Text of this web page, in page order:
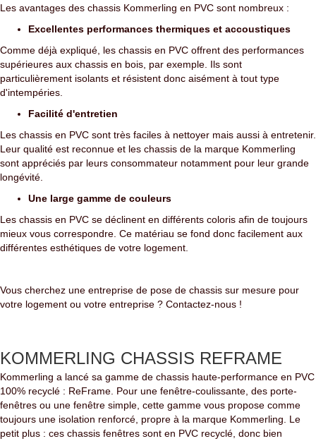
Les avantages des chassis Kommerling en PVC sont nombreux :
Excellentes performances thermiques et accoustiques
Comme déjà expliqué, les chassis en PVC offrent des performances
supérieures aux chassis en bois, par exemple. Ils sont
particulièrement isolants et résistent donc aisément à tout type
d'intempéries.
Facilité d'entretien
Les chassis en PVC sont très faciles à nettoyer mais aussi à entretenir.
Leur qualité est reconnue et les chassis de la marque Kommerling
sont appréciés par leurs consommateur notamment pour leur grande
longévité.
Une large gamme de couleurs
Les chassis en PVC se déclinent en différents coloris afin de toujours
mieux vous correspondre. Ce matériau se fond donc facilement aux
différentes esthétiques de votre logement.
Vous cherchez une entreprise de pose de chassis sur mesure pour
votre logement ou votre entreprise ? Contactez-nous !
KOMMERLING CHASSIS REFRAME
Kommerling a lancé sa gamme de chassis haute-performance en PVC
100% recyclé : ReFrame. Pour une fenêtre-coulissante, des porte-
fenêtres ou une fenêtre simple, cette gamme vous propose comme
toujours une isolation renforcé, propre à la marque Kommerling. Le
petit plus : ces chassis fenêtres sont en PVC recyclé, donc bien